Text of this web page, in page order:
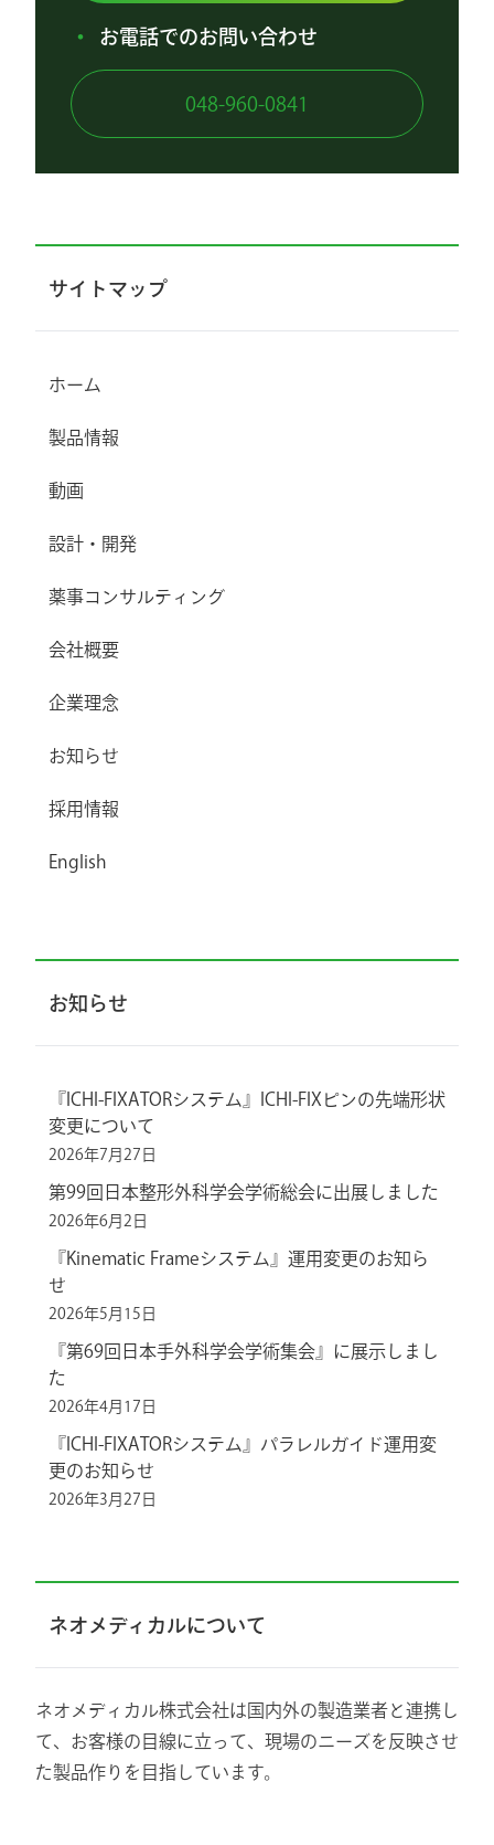
お電話でのお問い合わせ
048-960-0841
サイトマップ
ホーム
製品情報
動画
設計・開発
薬事コンサルティング
会社概要
企業理念
お知らせ
採用情報
English
お知らせ
『ICHI-FIXATORシステム』ICHI-FIXピンの先端形状
変更について
2026年7月27日
第99回日本整形外科学会学術総会に出展しました
2026年6月2日
『Kinematic Frameシステム』運用変更のお知ら
せ
2026年5月15日
『第69回日本手外科学会学術集会』に展示しまし
た
2026年4月17日
『ICHI-FIXATORシステム』パラレルガイド運用変
更のお知らせ
2026年3月27日
ネオメディカルについて
ネオメディカル株式会社は国内外の製造業者と連携し
て、お客様の目線に立って、現場のニーズを反映させ
た製品作りを目指しています。